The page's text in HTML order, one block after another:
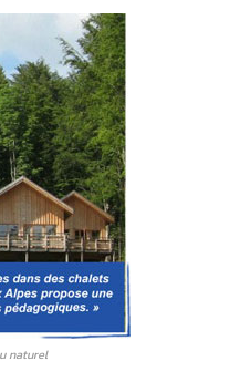
naturel